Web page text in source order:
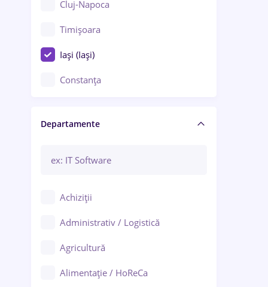
Cluj-Napoca
Timișoara
Iași (Iași)
Constanța
Brașov
Bacău
Galați (Galați)
Ploiești
Departamente
Achiziții
Administrativ / Logistică
Agricultură
Alimentație / HoReCa